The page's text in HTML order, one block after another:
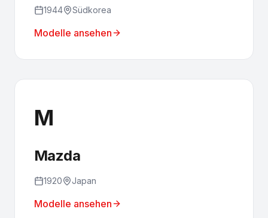
1944 Südkorea
Modelle ansehen
M
Mazda
1920 Japan
Modelle ansehen